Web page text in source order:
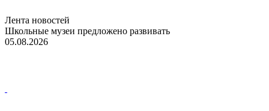
Лента новостей
Школьные музеи предложено развивать
05.08.2026